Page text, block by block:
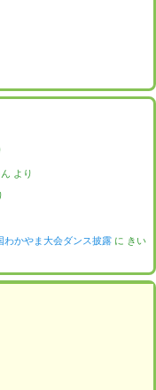
より
わかやま大会ダンス披露 に きい